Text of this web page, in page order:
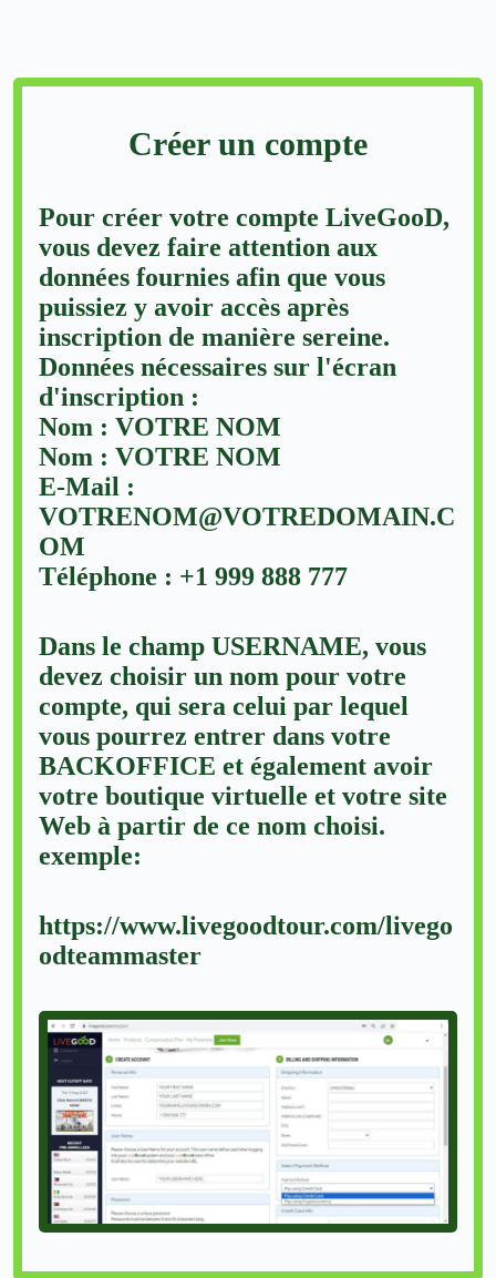
Créer un compte
Pour créer votre compte LiveGooD,
vous devez faire attention aux
données fournies afin que vous
puissiez y avoir accès après
inscription de manière sereine.
Données nécessaires sur l'écran
d'inscription :
Nom : VOTRE NOM
Nom : VOTRE NOM
E-Mail :
VOTRENOM@VOTREDOMAIN.C
OM
Téléphone : +1 999 888 777
Dans le champ USERNAME, vous
devez choisir un nom pour votre
compte, qui sera celui par lequel
vous pourrez entrer dans votre
BACKOFFICE et également avoir
votre boutique virtuelle et votre site
Web à partir de ce nom choisi.
exemple:
https://www.livegoodtour.com/livego
odteammaster